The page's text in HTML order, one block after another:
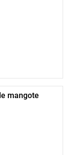
mangote